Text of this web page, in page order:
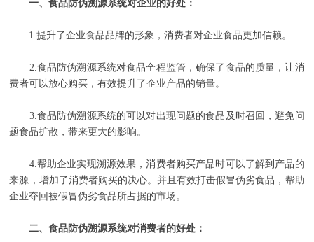
一、食品防伪溯源系统对企业的好处：
1.提升了企业食品品牌的形象，消费者对企业食品更加信赖。
2.食品防伪溯源系统对食品全程监管，确保了食品的质量，让消
费者可以放心购买，有效提升了企业产品的销量。
3.食品防伪溯源系统的可以对出现问题的食品及时召回，避免问
题食品扩散，带来更大的影响。
4.帮助企业实现溯源效果，消费者购买产品时可以了解到产品的
来源，增加了消费者购买的决心。并且有效打击假冒伪劣食品，帮助
企业夺回被假冒伪劣食品所占据的市场。
二、食品防伪溯源系统对消费者的好处：